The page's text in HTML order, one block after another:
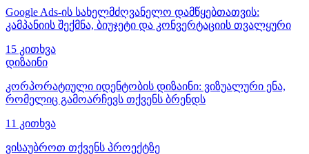
Google Ads-ის სახელმძღვანელო დამწყებთათვის:
კამპანიის შექმნა, ბიუჯეტი და კონვერტაციის თვალყური
15 კითხვა
დიზაინი
კორპორატიული იდენტობის დიზაინი: ვიზუალური ენა,
რომელიც გამოარჩევს თქვენს ბრენდს
11 კითხვა
ვისაუბროთ თქვენს პროექტზე